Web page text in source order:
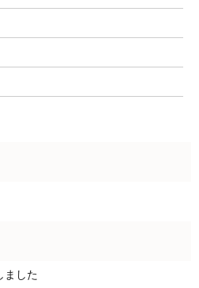
ました